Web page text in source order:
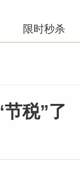
限时秒杀
税”了